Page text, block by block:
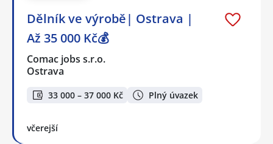
Dělník ve výrobě| Ostrava |
Až 35 000 Kč💰
Comac jobs s.r.o.
Ostrava
33 000 – 37 000 Kč Plný úvazek
včerejší